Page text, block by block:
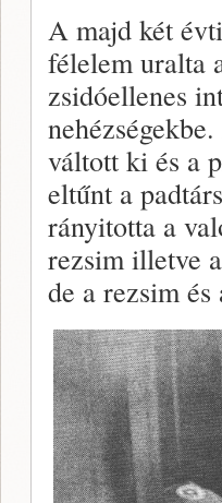
A majd két
félelem uralta
zsidóellenes
váltott ki és a
eltűnt a
rányitotta a
rezsim illetve
de a rezsim